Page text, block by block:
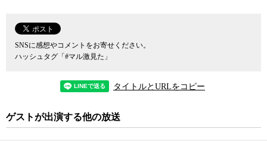
て政府から独立した中立的な機関によって、原発の安全性が審査さ
れる体制を作るかにあった。
一定の独立性と中立性が担保されているという触れ込みで発足して
いた。しかし、5人の委員から成る委員会の委員の人選において、原
されているにもかかわらず、当時の野田政権は別途ガイドラインな
SNSに感想やコメントをお寄せください。
ハッシュタグ「#マル激見た」
タイトルとURLをコピー
ゲストが出演する他の放送